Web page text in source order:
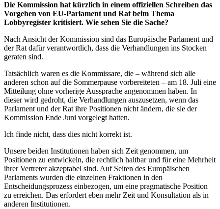
Die Kommission hat kürzlich in einem offiziellen Schreiben das
Vorgehen von EU-Parlament und Rat beim Thema
Lobbyregister kritisiert. Wie sehen Sie die Sache?
Nach Ansicht der Kommission sind das Europäische Parlament und
der Rat dafür verantwortlich, dass die Verhandlungen ins Stocken
geraten sind.
Tatsächlich waren es die Kommissare, die – während sich alle
anderen schon auf die Sommerpause vorbereiteten – am 18. Juli eine
Mitteilung ohne vorherige Aussprache angenommen haben. In
dieser wird gedroht, die Verhandlungen auszusetzen, wenn das
Parlament und der Rat ihre Positionen nicht ändern, die sie der
Kommission Ende Juni vorgelegt hatten.
Ich finde nicht, dass dies nicht korrekt ist.
Unsere beiden Institutionen haben sich Zeit genommen, um
Positionen zu entwickeln, die rechtlich haltbar und für eine Mehrheit
ihrer Vertreter akzeptabel sind. Auf Seiten des Europäischen
Parlaments wurden die einzelnen Fraktionen in den
Entscheidungsprozess einbezogen, um eine pragmatische Position
zu erreichen. Das erfordert eben mehr Zeit und Konsultation als in
anderen Institutionen.